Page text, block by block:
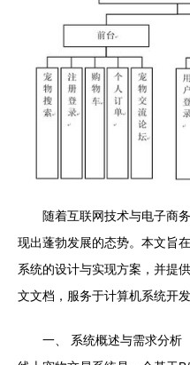
随着互联网技术与电子商
现出蓬勃发展的态势。本文旨
系统的设计与实现方案，并提
文文档，服务于计算机系统开
一、 系统概述与需求分析